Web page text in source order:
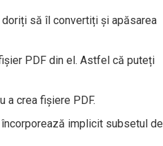
să îl convertiți și apăsarea
PDF din el. Astfel că puteți
a crea fișiere PDF.
implicit subsetul de